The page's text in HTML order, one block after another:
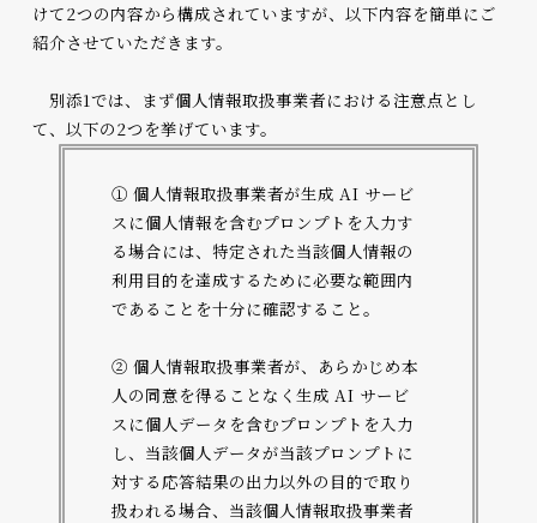
けて2つの内容から構成されていますが、以下内容を簡単にご
紹介させていただきます。
別添1では、まず個人情報取扱事業者における注意点とし
て、以下の2つを挙げています。
① 個人情報取扱事業者が生成 AI サービ
スに個人情報を含むプロンプトを入力す
る場合には、特定された当該個人情報の
利用目的を達成するために必要な範囲内
であることを十分に確認すること。
② 個人情報取扱事業者が、あらかじめ本
人の同意を得ることなく生成 AI サービ
スに個人データを含むプロンプトを入力
し、当該個人データが当該プロンプトに
対する応答結果の出力以外の目的で取り
扱われる場合、当該個人情報取扱事業者